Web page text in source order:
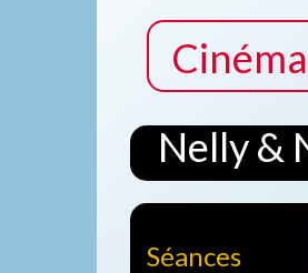
Cinéma
Nelly &
Séances